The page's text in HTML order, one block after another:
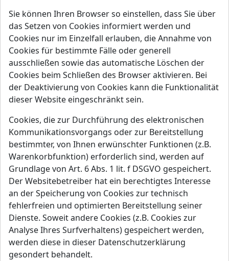
Sie können Ihren Browser so einstellen, dass Sie über
das Setzen von Cookies informiert werden und
Cookies nur im Einzelfall erlauben, die Annahme von
Cookies für bestimmte Fälle oder generell
ausschließen sowie das automatische Löschen der
Cookies beim Schließen des Browser aktivieren. Bei
der Deaktivierung von Cookies kann die Funktionalität
dieser Website eingeschränkt sein.
Cookies, die zur Durchführung des elektronischen
Kommunikationsvorgangs oder zur Bereitstellung
bestimmter, von Ihnen erwünschter Funktionen (z.B.
Warenkorbfunktion) erforderlich sind, werden auf
Grundlage von Art. 6 Abs. 1 lit. f DSGVO gespeichert.
Der Websitebetreiber hat ein berechtigtes Interesse
an der Speicherung von Cookies zur technisch
fehlerfreien und optimierten Bereitstellung seiner
Dienste. Soweit andere Cookies (z.B. Cookies zur
Analyse Ihres Surfverhaltens) gespeichert werden,
werden diese in dieser Datenschutzerklärung
gesondert behandelt.